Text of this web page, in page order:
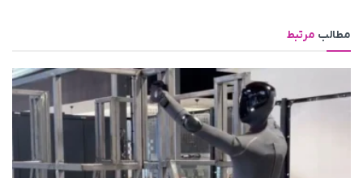
مطالب مرتبط